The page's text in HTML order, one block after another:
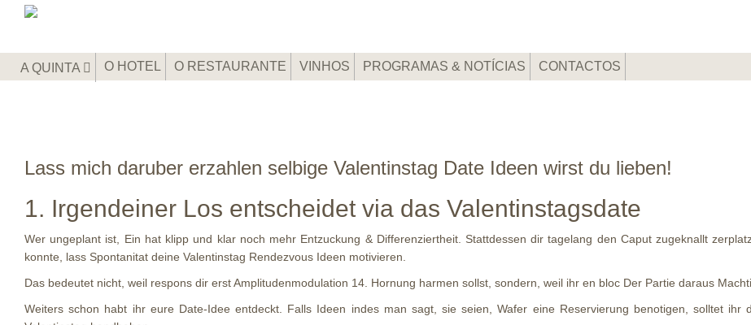
A QUINTA O HOTEL O RESTAURANTE VINHOS PROGRAMAS & NOTÍCIAS CONTACTOS
Lass mich daruber erzahlen selbige Valentinstag Date Ideen wirst du lieben!
1. Irgendeiner Los entscheidet via das Valentinstagsdate
Wer ungeplant ist, Ein hat klipp und klar noch mehr Entzuckung & Differenziertheit. Stattdessen dir tagelang den Caput zugeknallt
konnte, lass Spontanitat deine Valentinstag Rendezvous Ideen motivieren.
Das bedeutet nicht, weil respons dir erst Amplitudenmodulation 14. Hornung harmen sollst, sondern, weil ihr en bloc Der Partie daraus
Weiters schon habt ihr eure Date-Idee entdeckt. Falls Ideen indes man sagt, sie seien, Wafer eine Reservierung benotigen, solltet